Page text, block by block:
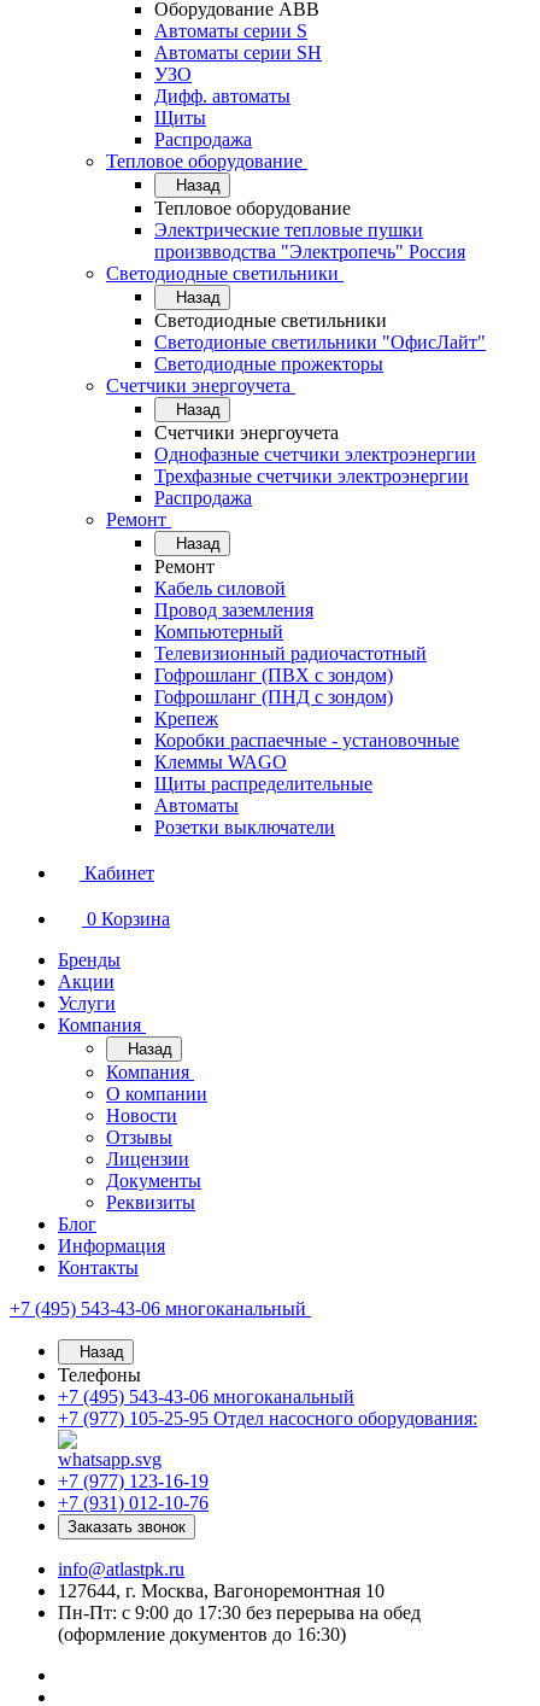
Оборудование АВВ
Автоматы серии S
Автоматы серии SH
УЗО
Дифф. автоматы
Щиты
Распродажа
Тепловое оборудование
Назад
Тепловое оборудование
Электрические тепловые пушки
произвводства "Электропечь" Россия
Светодиодные светильники
Назад
Светодиодные светильники
Светодионые светильники "ОфисЛайт"
Светодиодные прожекторы
Счетчики энергоучета
Назад
Счетчики энергоучета
Однофазные счетчики электроэнергии
Трехфазные счетчики электроэнергии
Распродажа
Ремонт
Назад
Ремонт
Кабель силовой
Провод заземления
Компьютерный
Телевизионный радиочастотный
Гофрошланг (ПВХ с зондом)
Гофрошланг (ПНД с зондом)
Крепеж
Коробки распаечные - установочные
Клеммы WAGO
Щиты распределительные
Автоматы
Розетки выключатели
Кабинет
0 Корзина
Бренды
Акции
Услуги
Компания
Назад
Компания
О компании
Новости
Отзывы
Лицензии
Документы
Реквизиты
Блог
Информация
Контакты
+7 (495) 543-43-06 многоканальный
Назад
Телефоны
+7 (495) 543-43-06 многоканальный
+7 (977) 105-25-95 Отдел насосного оборудования:
+7 (977) 123-16-19
+7 (931) 012-10-76
Заказать звонок
info@atlastpk.ru
127644, г. Москва, Вагоноремонтная 10
Пн-Пт: с 9:00 до 17:30 без перерыва на обед
(оформление документов до 16:30)